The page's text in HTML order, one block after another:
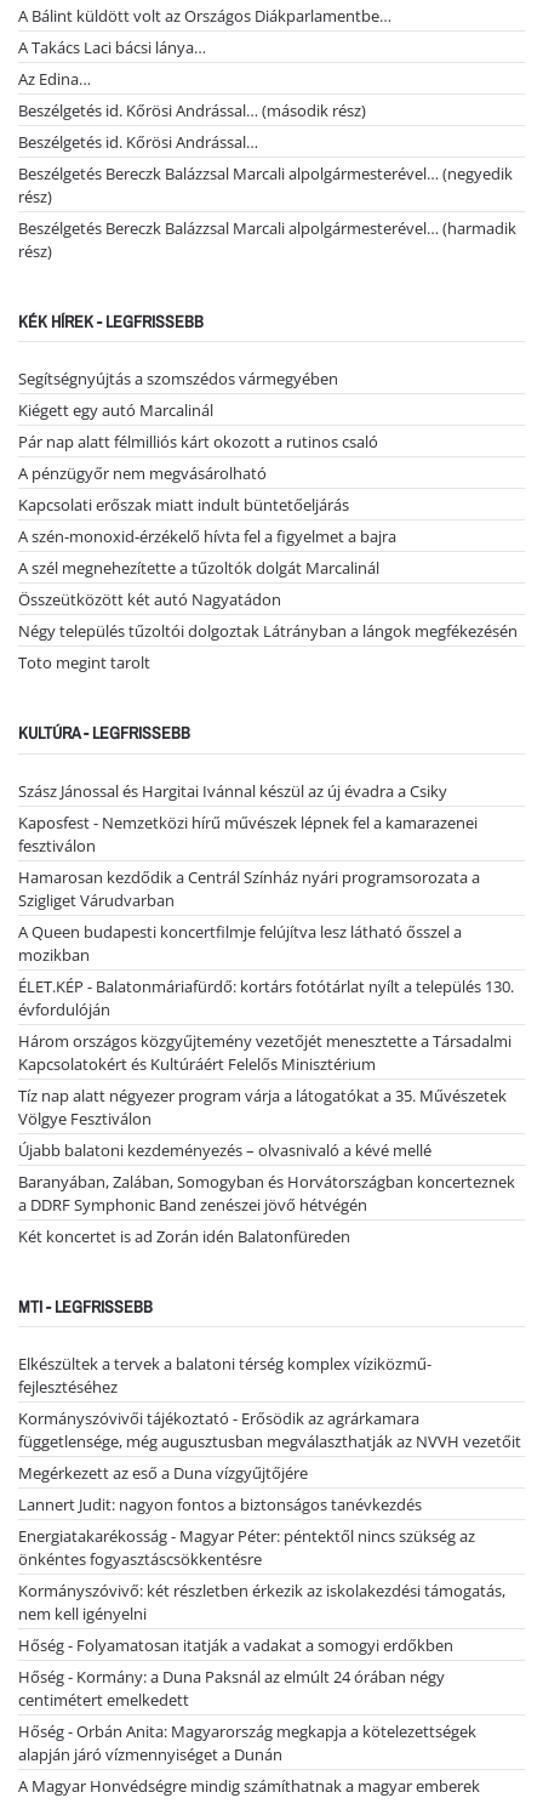
A Bálint küldött volt az Országos Diákparlamentbe…
A Takács Laci bácsi lánya…
Az Edina…
Beszélgetés id. Kőrösi Andrással… (második rész)
Beszélgetés id. Kőrösi Andrással…
Beszélgetés Bereczk Balázzsal Marcali alpolgármesterével… (negyedik
rész)
Beszélgetés Bereczk Balázzsal Marcali alpolgármesterével… (harmadik
rész)
KÉK HÍREK - LEGFRISSEBB
Segítségnyújtás a szomszédos vármegyében
Kiégett egy autó Marcalinál
Pár nap alatt félmilliós kárt okozott a rutinos csaló
A pénzügyőr nem megvásárolható
Kapcsolati erőszak miatt indult büntetőeljárás
A szén-monoxid-érzékelő hívta fel a figyelmet a bajra
A szél megnehezítette a tűzoltók dolgát Marcalinál
Összeütközött két autó Nagyatádon
Négy település tűzoltói dolgoztak Látrányban a lángok megfékezésén
Toto megint tarolt
KULTÚRA - LEGFRISSEBB
Szász Jánossal és Hargitai Ivánnal készül az új évadra a Csiky
Kaposfest - Nemzetközi hírű művészek lépnek fel a kamarazenei
fesztiválon
Hamarosan kezdődik a Centrál Színház nyári programsorozata a
Szigliget Várudvarban
A Queen budapesti koncertfilmje felújítva lesz látható ősszel a
mozikban
ÉLET.KÉP - Balatonmáriafürdő: kortárs fotótárlat nyílt a település 130.
évfordulóján
Három országos közgyűjtemény vezetőjét menesztette a Társadalmi
Kapcsolatokért és Kultúráért Felelős Minisztérium
Tíz nap alatt négyezer program várja a látogatókat a 35. Művészetek
Völgye Fesztiválon
Újabb balatoni kezdeményezés – olvasnivaló a kévé mellé
Baranyában, Zalában, Somogyban és Horvátországban koncerteznek
a DDRF Symphonic Band zenészei jövő hétvégén
Két koncertet is ad Zorán idén Balatonfüreden
MTI - LEGFRISSEBB
Elkészültek a tervek a balatoni térség komplex víziközmű-
fejlesztéséhez
Kormányszóvivői tájékoztató - Erősödik az agrárkamara
függetlensége, még augusztusban megválaszthatják az NVVH vezetőit
Megérkezett az eső a Duna vízgyűjtőjére
Lannert Judit: nagyon fontos a biztonságos tanévkezdés
Energiatakarékosság - Magyar Péter: péntektől nincs szükség az
önkéntes fogyasztáscsökkentésre
Kormányszóvivő: két részletben érkezik az iskolakezdési támogatás,
nem kell igényelni
Hőség - Folyamatosan itatják a vadakat a somogyi erdőkben
Hőség - Kormány: a Duna Paksnál az elmúlt 24 órában négy
centimétert emelkedett
Hőség - Orbán Anita: Magyarország megkapja a kötelezettségek
alapján járó vízmennyiséget a Dunán
A Magyar Honvédségre mindig számíthatnak a magyar emberek